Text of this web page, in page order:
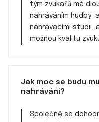
tým zvukařů má
nahráváním hudby
nahrávacími studii,
možnou kvalitu
Jak moc se budu
nahrávání?
Společně se